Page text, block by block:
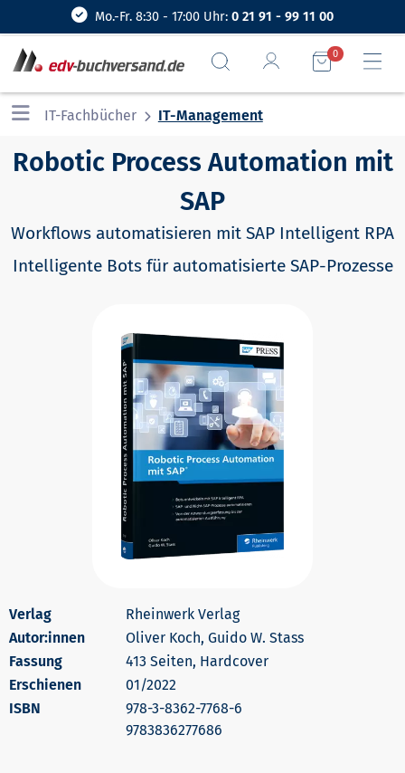
Mo.-Fr. 8:30 - 17:00 Uhr: 0 21 91 - 99 11 00
0
IT-Fachbücher IT-Management
Robotic Process Automation mit
SAP
Workflows automatisieren mit SAP Intelligent RPA
Intelligente Bots für automatisierte SAP-Prozesse
Rheinwerk Verlag
Autor:innen
Oliver Koch, Guido W. Stass
413 Seiten, Hardcover
Erschienen
01/2022
978-3-8362-7768-6
9783836277686